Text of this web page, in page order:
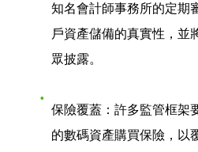
知名會計師事務所的定期
戶資產儲備的真實性，並
眾披露。
保險覆蓋 ：許多監管框架
的數碼資產購買保險，以